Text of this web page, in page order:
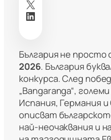
X
LinkedIn
България не просто
2026. България
конкурса. След
„Bangaranga“,
Испания, Германия
описват
най-неочаквания и